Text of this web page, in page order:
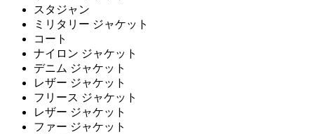
スタジャン
ミリタリー ジャケット
コート
ナイロン ジャケット
デニム ジャケット
レザー ジャケット
フリース ジャケット
レザー ジャケット
ファー ジャケット